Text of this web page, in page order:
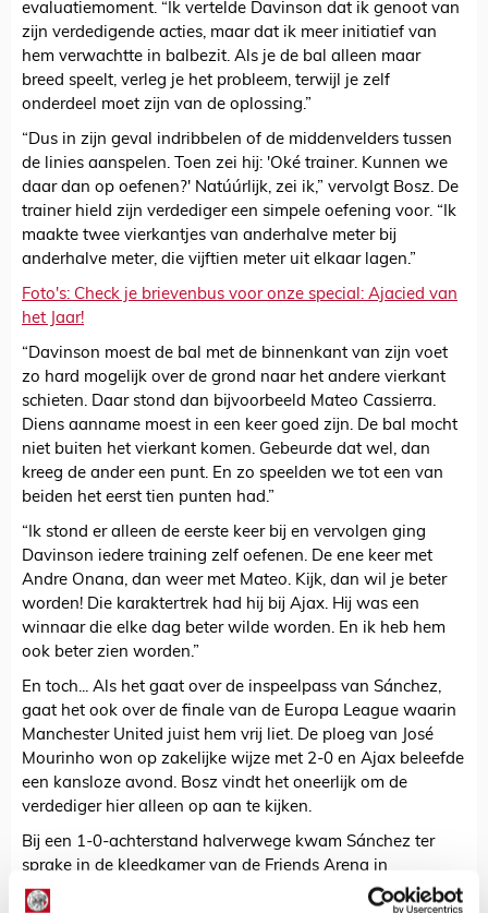
evaluatiemoment. “Ik vertelde Davinson dat ik genoot van
zijn verdedigende acties, maar dat ik meer initiatief van
hem verwachtte in balbezit. Als je de bal alleen maar
breed speelt, verleg je het probleem, terwijl je zelf
onderdeel moet zijn van de oplossing.”
“Dus in zijn geval indribbelen of de middenvelders tussen
de linies aanspelen. Toen zei hij: 'Oké trainer. Kunnen we
daar dan op oefenen?' Natúúrlijk, zei ik,” vervolgt Bosz. De
trainer hield zijn verdediger een simpele oefening voor. “Ik
maakte twee vierkantjes van anderhalve meter bij
anderhalve meter, die vijftien meter uit elkaar lagen.”
Foto's: Check je brievenbus voor onze special: Ajacied van
het Jaar!
“Davinson moest de bal met de binnenkant van zijn voet
zo hard mogelijk over de grond naar het andere vierkant
schieten. Daar stond dan bijvoorbeeld Mateo Cassierra.
Diens aanname moest in een keer goed zijn. De bal mocht
niet buiten het vierkant komen. Gebeurde dat wel, dan
kreeg de ander een punt. En zo speelden we tot een van
beiden het eerst tien punten had.”
“Ik stond er alleen de eerste keer bij en vervolgen ging
Davinson iedere training zelf oefenen. De ene keer met
Andre Onana, dan weer met Mateo. Kijk, dan wil je beter
worden! Die karaktertrek had hij bij Ajax. Hij was een
winnaar die elke dag beter wilde worden. En ik heb hem
ook beter zien worden.”
En toch... Als het gaat over de inspeelpass van Sánchez,
gaat het ook over de finale van de Europa League waarin
Manchester United juist hem vrij liet. De ploeg van José
Mourinho won op zakelijke wijze met 2-0 en Ajax beleefde
een kansloze avond. Bosz vindt het oneerlijk om de
verdediger hier alleen op aan te kijken.
Bij een 1-0-achterstand halverwege kwam Sánchez ter
sprake in de kleedkamer van de Friends Arena in
Stockholm. “Ik gaf toen duidelijk aan dat het probleem bij